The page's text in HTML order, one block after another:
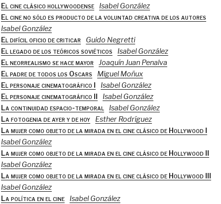
El cine clásico hollywoodense
Isabel González
El cine no sólo es producto de la voluntad creativa de los autores
Isabel González
El difícil oficio de criticar
Guido Negretti
El legado de los teóricos soviéticos
Isabel González
El neorrealismo se hace mayor
Joaquín Juan Penalva
El padre de todos los Oscars
Miguel Moñux
El personaje cinematográfico I
Isabel González
El personaje cinematográfico II
Isabel González
La continuidad espacio-temporal
Isabel González
La fotogenia de ayer y de hoy
Esther Rodríguez
La mujer como objeto de la mirada en el cine clásico de Hollywood I
Isabel González
La mujer como objeto de la mirada en el cine clásico de Hollywood II
Isabel González
La mujer como objeto de la mirada en el cine clásico de Hollywood III
Isabel González
La política en el cine
Isabel González